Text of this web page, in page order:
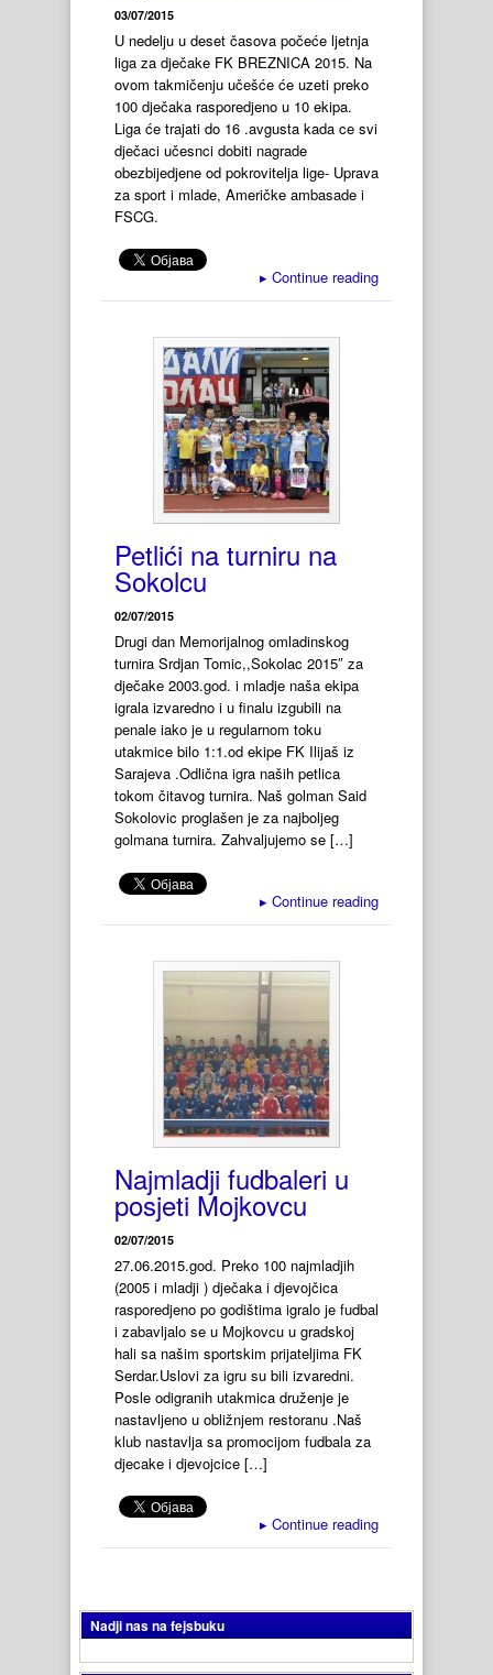
03/07/2015
U nedelju u deset časova počeće ljetnja
liga za dječake FK BREZNICA 2015. Na
ovom takmičenju učešće će uzeti preko
100 dječaka rasporedjeno u 10 ekipa.
Liga će trajati do 16 .avgusta kada ce svi
dječaci učesnci dobiti nagrade
obezbijedjene od pokrovitelja lige- Uprava
za sport i mlade, Američke ambasade i
FSCG.
▸ Continue reading
Petlići na turniru na
Sokolcu
02/07/2015
Drugi dan Memorijalnog omladinskog
turnira Srdjan Tomic,,Sokolac 2015″ za
dječake 2003.god. i mladje naša ekipa
igrala izvaredno i u finalu izgubili na
penale iako je u regularnom toku
utakmice bilo 1:1.od ekipe FK Ilijaš iz
Sarajeva .Odlična igra naših petlica
tokom čitavog turnira. Naš golman Said
Sokolovic proglašen je za najboljeg
golmana turnira. Zahvaljujemo se […]
▸ Continue reading
Najmladji fudbaleri u
posjeti Mojkovcu
02/07/2015
27.06.2015.god. Preko 100 najmladjih
(2005 i mladji ) dječaka i djevojčica
rasporedjeno po godištima igralo je fudbal
i zabavljalo se u Mojkovcu u gradskoj
hali sa našim sportskim prijateljima FK
Serdar.Uslovi za igru su bili izvaredni.
Posle odigranih utakmica druženje je
nastavljeno u obližnjem restoranu .Naš
klub nastavlja sa promocijom fudbala za
djecake i djevojcice […]
▸ Continue reading
Nadji nas na fejsbuku